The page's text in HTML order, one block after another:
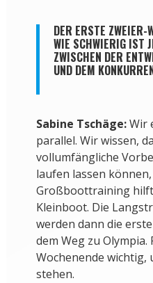
DER ERSTE ZWEIER-
WIE SCHWIERIG IST
ZWISCHEN DER
ND DEM
Sabine Tschäge:Wir
parallel. Wir wissen,
vollumfängliche
laufen lassen
Großboottraining
Kleinboot. Die
werden dann die
dem Weg zu Olympia.
Wochenende wichtig,
stehen.